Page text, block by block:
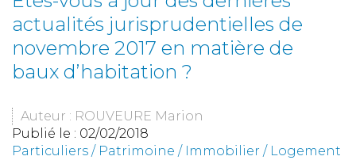
actualités jurisprudentielles de
novembre 2017 en matière de
baux d’habitation ?
Auteur : ROUVEURE Marion
Publié le : 02/02/2018
Particuliers / Patrimoine / Immobilier / Logement